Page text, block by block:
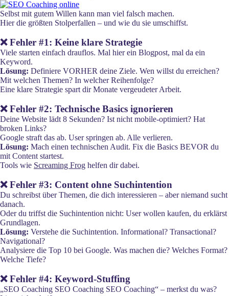
Selbst mit gutem Willen kann man viel falsch machen.
Hier die größten Stolperfallen – und wie du sie umschiffst.
❌ Fehler #1: Keine klare Strategie
Viele starten einfach drauflos. Mal hier ein Blogpost, mal da ein
Keyword.
Lösung: Definiere VORHER deine Ziele. Wen willst du erreichen?
Mit welchen Themen? In welcher Reihenfolge?
Eine klare Strategie spart dir Monate vergeudeter Arbeit.
❌ Fehler #2: Technische Basics ignorieren
Deine Website lädt 8 Sekunden? Ist nicht mobile-optimiert? Hat
broken Links?
Google straft das ab. User springen ab. Alle verlieren.
Lösung: Mach einen technischen Audit. Fix die Basics BEVOR du
mit Content startest.
Tools wie Screaming Frog helfen dir dabei.
❌ Fehler #3: Content ohne Suchintention
Du schreibst über Themen, die dich interessieren – aber niemand sucht
danach.
Oder du triffst die Suchintention nicht: User wollen kaufen, du erklärst
Grundlagen.
Lösung: Verstehe die Suchintention. Informational? Transactional?
Navigational?
Analysiere die Top 10 bei Google. Was machen die? Welches Format?
Welche Tiefe?
❌ Fehler #4: Keyword-Stuffing
„SEO Coaching SEO Coaching SEO Coaching“ – merkst du was?